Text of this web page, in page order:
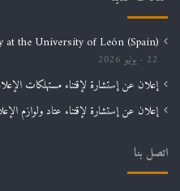
the University of León (Spain)
22 يوليو 2026
إعلان عن إستشارة لإقتناء مستهلكات
إعلان عن إستشارة لإقتناء عتاد ولوازم
اتصل بنا